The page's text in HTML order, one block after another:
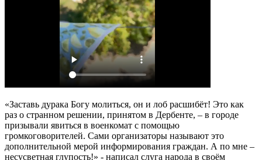
«Заставь дурака Богу молиться, он и лоб расшибёт! Это как
раз о странном решении, принятом в Дербенте, – в городе
призывали явиться в военкомат с помощью
громкоговорителей. Сами организаторы называют это
дополнительной мерой информирования граждан. А по мне –
несусветная глупость!» - написал слуга народа в своём